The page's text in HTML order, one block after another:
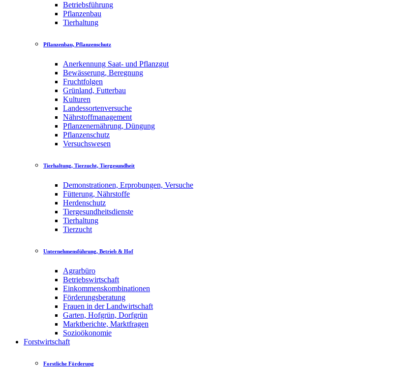
Betriebsführung
Pflanzenbau
Tierhaltung
Pflanzenbau, Pflanzenschutz
Anerkennung Saat- und Pflanzgut
Bewässerung, Beregnung
Fruchtfolgen
Grünland, Futterbau
Kulturen
Landessortenversuche
Nährstoffmanagement
Pflanzenernährung, Düngung
Pflanzenschutz
Versuchswesen
Tierhaltung, Tierzucht, Tiergesundheit
Demonstrationen, Erprobungen, Versuche
Fütterung, Nährstoffe
Herdenschutz
Tiergesundheitsdienste
Tierhaltung
Tierzucht
Unternehmensführung, Betrieb & Hof
Agrarbüro
Betriebswirtschaft
Einkommenskombinationen
Förderungsberatung
Frauen in der Landwirtschaft
Garten, Hofgrün, Dorfgrün
Marktberichte, Marktfragen
Sozioökonomie
Forstwirtschaft
Forstliche Förderung